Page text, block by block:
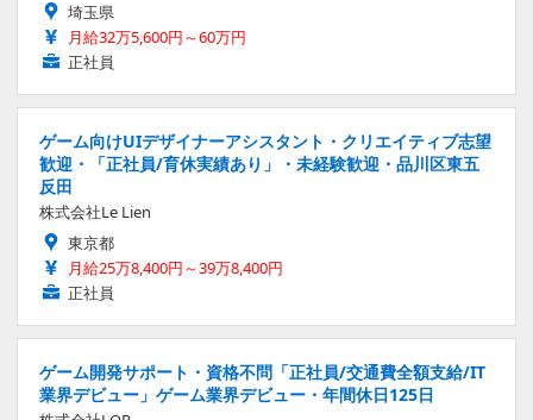
埼玉県
月給32万5,600円～60万円
正社員
ゲーム向けUIデザイナーアシスタント・クリエイティブ志望
歓迎・「正社員/育休実績あり」・未経験歓迎・品川区東五
反田
株式会社Le Lien
東京都
月給25万8,400円～39万8,400円
正社員
ゲーム開発サポート・資格不問「正社員/交通費全額支給/IT
業界デビュー」ゲーム業界デビュー・年間休日125日